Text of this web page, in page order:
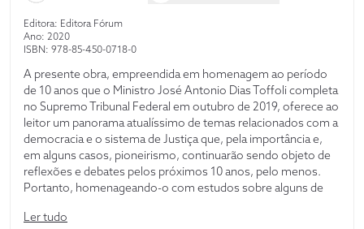
Editora: Editora Fórum
Ano: 2020
ISBN: 978-85-450-0718-0
A presente obra, empreendida em homenagem ao período
de 10 anos que o Ministro José Antonio Dias Toffoli completa
no Supremo Tribunal Federal em outubro de 2019, oferece ao
leitor um panorama atualíssimo de temas relacionados com a
democracia e o sistema de Justiça que, pela importância e,
em alguns casos, pioneirismo, continuarão sendo objeto de
reflexões e debates pelos próximos 10 anos, pelo menos.
Portanto, homenageando-o com estudos sobre alguns de
de variados juristas que conciliam teoria e prática com
Ler tudo